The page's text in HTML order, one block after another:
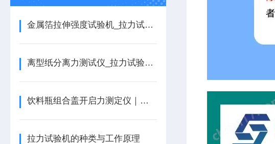
金属箔拉伸强度试验机_拉力试验机的详细介绍
离型纸分离力测试仪_拉力试验机的详细介绍
饮料瓶组合盖开启力测定仪｜拉力试验机
拉力试验机的种类与工作原理